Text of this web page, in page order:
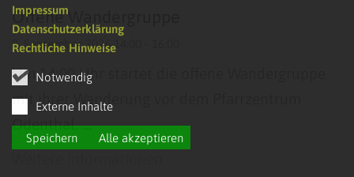
Notwendig
Externe Inhalte
Speichern Alle akzeptieren
Impressum
Datenschutzerklärung
Rechtliche Hinweise
Datum: 8. September 2026
Offene Wandergruppe
8. September 2026 14:00 - 16:00
Um 14:00 Uhr startet die offene Wandergruppe
mit ihrer Wanderung vor dem Pfarrzentrum
Odenthal. ...